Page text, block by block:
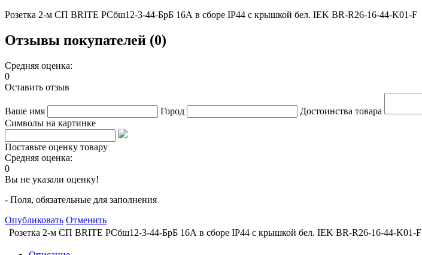
Розетка 2-м СП BRITE РСбш12-3-44-БрБ 16А в сборе IP44 с крышкой бел. IEK BR-R26-16-44-K01-F
Отзывы покупателей (0)
Средняя оценка:
0
Оставить отзыв
Ваше имя Город Достоинства товара
Символы на картинке
Поставьте оценку товару
Средняя оценка:
0
Вы не указали оценку!
- Поля, обязательные для заполнения
Опубликовать Отменить
Розетка 2-м СП BRITE РСбш12-3-44-БрБ 16А в сборе IP44 с крышкой бел. IEK BR-R26-16-44-K01-F